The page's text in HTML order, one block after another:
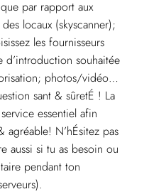
par rapport aux
locaux (skyscanner);
les fournisseurs
souhaitée
photos/vidéo…
sant & sûretÉ ! La
essentiel afin
agréable! N’hÉsitez pas
aussi si tu as besoin ou
pendant ton